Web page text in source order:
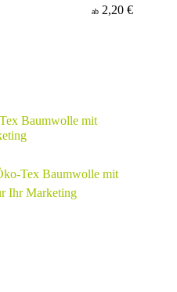
ab 2,20 €
Baumwolle mit